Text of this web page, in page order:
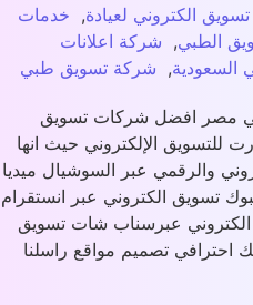
الكتروني لعيادة,خدمات
الطبي, شركة اعلانات
,شركة تسويق طبي
افضل شركات تسويق
الإلكتروني حيث انها
والرقمي عبر السوشيال ميديا
الكتروني عبر انستقرام
عبرسناب شات تسويق
تصميم مواقع راسلنا